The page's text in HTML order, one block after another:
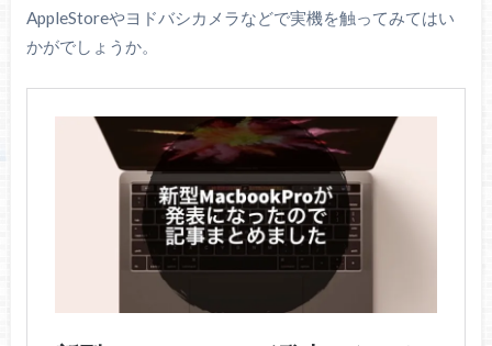
AppleStoreやヨドバシカメラなどで実機を触ってみてはい
かがでしょうか。